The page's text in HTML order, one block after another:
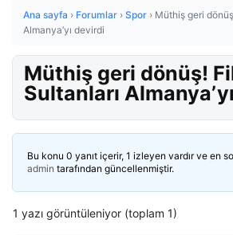
Ana sayfa › Forumlar › Spor › Müthiş geri
Almanya’yı devirdi
Müthiş geri dönüş!
Sultanları
Bu konu 0 yanıt içerir, 1 izleyen vardır ve en
admin tarafından güncellenmiştir.
1 yazı görüntüleniyor (toplam 1)